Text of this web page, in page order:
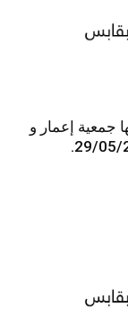
جمعية إعمار و